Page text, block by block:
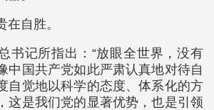
在自胜。
书记所指出：“放眼全世界，没有
中国共产党如此严肃认真地对待自
自觉地以科学的态度、体系化的方
这是我们党的显著优势，也是引领